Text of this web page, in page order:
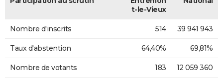
t-le-Vieux
Nombre d'inscrits 514 39 941 943
Taux d'abstention 64,40% 69,81%
Nombre de votants 183 12 059 360